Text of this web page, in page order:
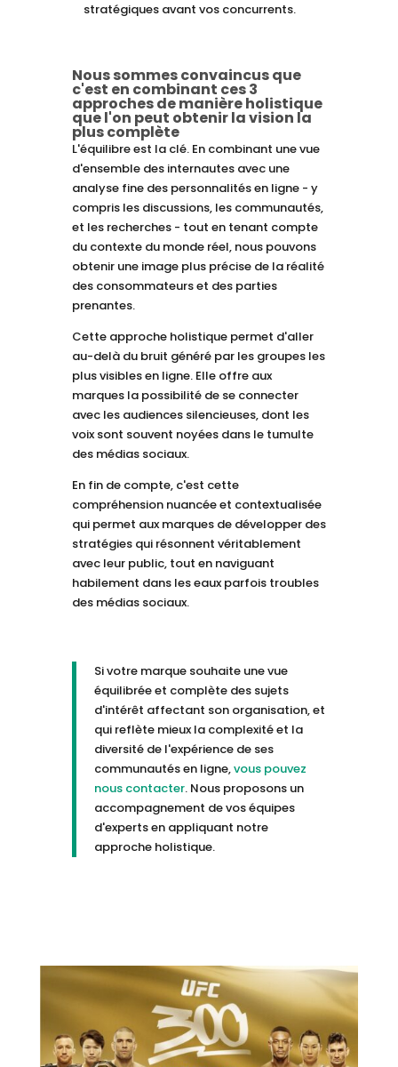
stratégiques avant vos concurrents.
Nous sommes convaincus que
c'est en combinant ces 3
approches de manière holistique
que l'on peut obtenir la vision la
plus complète
L'équilibre est la clé. En combinant une vue
d'ensemble des internautes avec une
analyse fine des personnalités en ligne - y
compris les discussions, les communautés,
et les recherches - tout en tenant compte
du contexte du monde réel, nous pouvons
obtenir une image plus précise de la réalité
des consommateurs et des parties
prenantes.
Cette approche holistique permet d'aller
au-delà du bruit généré par les groupes les
plus visibles en ligne. Elle offre aux
marques la possibilité de se connecter
avec les audiences silencieuses, dont les
voix sont souvent noyées dans le tumulte
des médias sociaux.
En fin de compte, c'est cette
compréhension nuancée et contextualisée
qui permet aux marques de développer des
stratégies qui résonnent véritablement
avec leur public, tout en naviguant
habilement dans les eaux parfois troubles
des médias sociaux.
Si votre marque souhaite une vue
équilibrée et complète des sujets
d'intérêt affectant son organisation, et
qui reflète mieux la complexité et la
diversité de l'expérience de ses
communautés en ligne,vous pouvez
nous contacter. Nous proposons un
accompagnement de vos équipes
d'experts en appliquant notre
approche holistique.